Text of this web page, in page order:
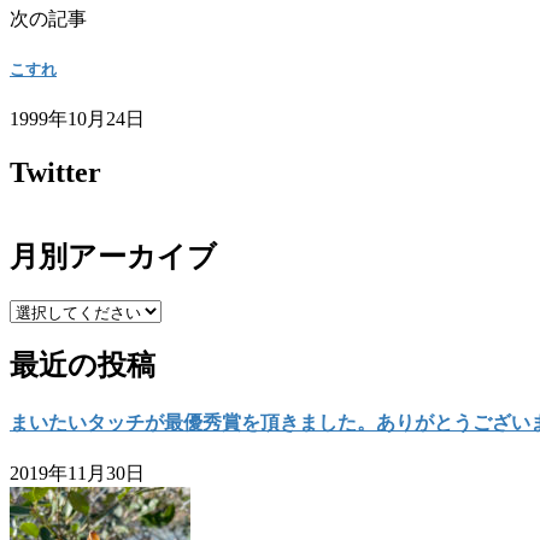
次の記事
こすれ
1999年10月24日
Twitter
月別アーカイブ
最近の投稿
まいたいタッチが最優秀賞を頂きました。ありがとうござい
2019年11月30日